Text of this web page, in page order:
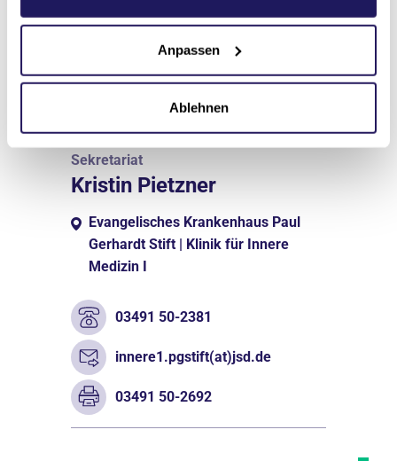
Anpassen
Ablehnen
Sekretariat
Kristin Pietzner
Evangelisches Krankenhaus Paul
Gerhardt Stift | Klinik für Innere
Medizin I
03491 50-2381
innere1.pgstift(at)jsd.de
03491 50-2692